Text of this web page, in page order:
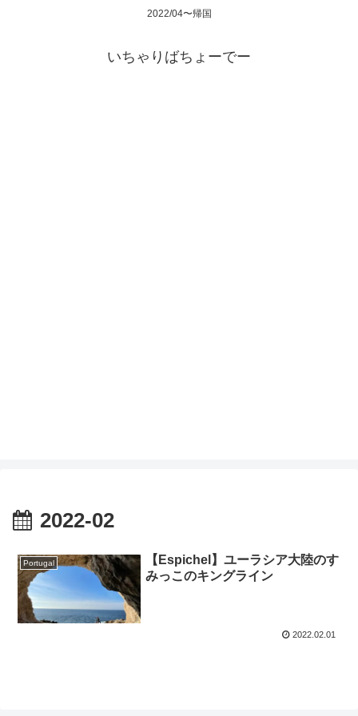
2022/04〜帰国
いちゃりばちょーでー
2022-02
Portugal
【Espichel】ユーラシア大陸のす
みっこのキングライン
2022.02.01